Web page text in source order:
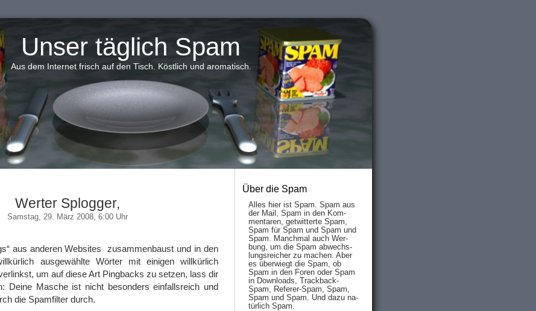
Unser täglich Spam
Aus dem Internet frisch auf den Tisch. Köstlich und aromatisch.
Werter Splogger,
Samstag, 29. März 2008, 6:00 Uhr
aus anderen Websites zusammenbaust und in den
ausgewählte Wörter mit einigen willkürlich
um auf diese Art Pingbacks zu setzen, lass dir
Deine Masche ist nicht besonders einfallsreich und
die Spamfilter durch.
Über die Spam
Alles hier ist Spam. Spam aus
der Mail, Spam in den Kom­
men­taren, ge­twit­ter­te Spam,
Spam für Spam und Spam und
Spam. Manch­mal auch Wer­
bung, um die Spam ab­wechs­
lungs­reich­er zu mach­en. Aber
es über­wiegt die Spam, ob
Spam in den Fo­ren oder Spam
in Down­loads, Track­back-
Spam, Re­fe­rer-Spam, Spam,
Spam und Spam. Und da­zu na­
tür­lich Spam.